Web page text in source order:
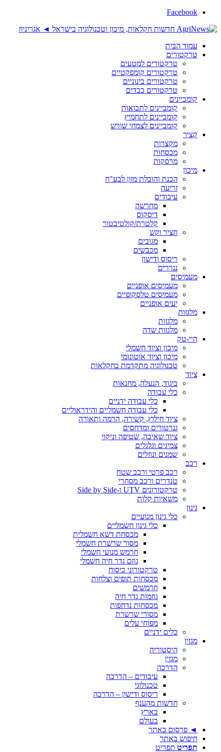
Facebook
עמוד הבית
טרקטורים
טרקטורים למטעים
טרקטורים קומפקטיים
טרקטורים בינוניים
טרקטורים כבדים
קומביינים
קומביינים לתבואות
קומביינים לתחמיץ
קומביינים לצמחי שורש
קציר
מקצרות
מכסחות
מרסקות
מיכון
הכנת והובלת מזון לבע"ח
זריעה
עיבודים
מחרשה
דיסקוס
קלטרת/קולטיבטור
חציר וקש
מגובים
מכבשים
ריסוס ודישון
נגררים
מעמיסים
מעמיסים אופניים
מעמיסים טלסקופיים
יעים אופניים
מלגזות
מלגזות
מלגזות שדה
היי-טק
מיכון וציוד חשמלי
מיכון וציוד אוטונומי
טכנולוגיה מתקדמת בחקלאות
ציוד
ביגוד, הנעלה, מחנאות
כלי עבודה
כלי עבודה ידניים
כלי עבודה חשמליים והידראוליים
ציוד חילוץ, קשירה, הרמה ותאורה
גנרטורים ומדחסים
ציוד שאיבה, שטיפה וניקוי
צמיגים וגלגלים
שמנים ונוזלים
רכב
רכב פרטי ורכב שטח
טנדרים ורכב מסחרי
טרקטורונים UTV ו-Side by Side
משאיות קלות
גינון
כלי גינון מנועיים
כלי גינון חשמליים
מכסחת דשא חשמלית
מסור שרשרת חשמלי
חרמש מנועי חשמלי
גוזם גדר חיה חשמלי
טרקטורוני כיסוח
מכסחות תופים וצלחות
חרמשים
גוזמות גדר חיה
מכסחות נדחפות
מסורי שרשרת
מפוחי עלים
כלים ידניים
מגזין
היסטוריה
מגזין
הדרכה
עיבודים – הדרכה
טכנולוגי
ריסוס ודישון – הדרכה
חדשות מהענף
בארץ
בעולם
◄ פרסום באתר
חיפוש באתר
תפריט תפריט